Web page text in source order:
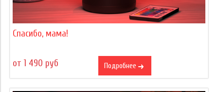
Спасибо, мама!
от 1 490 руб Подробнее